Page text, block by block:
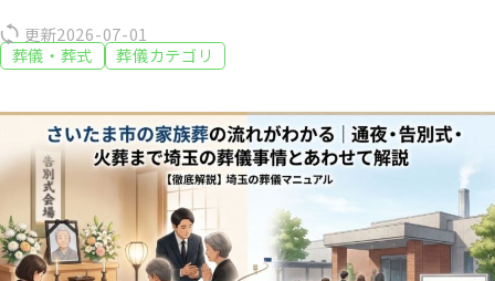
更新2026-07-01
葬儀・葬式
葬儀カテゴリ